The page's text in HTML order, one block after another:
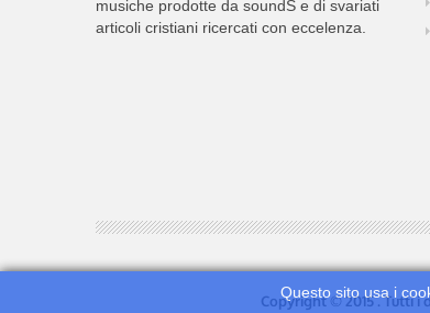
Questo sito usa i
musiche prodotte da soundS e di svariati
articoli cristiani ricercati con eccelenza.
Copyright © 2015 . Tutti i